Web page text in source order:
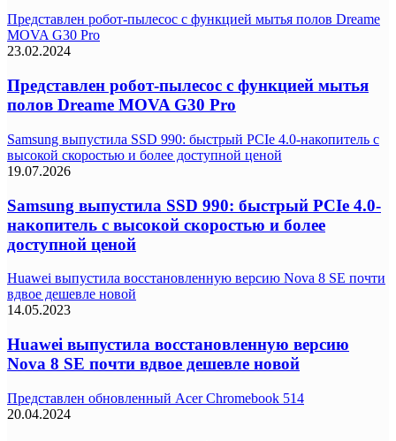
Представлен робот-пылесос с функцией мытья полов Dreame
MOVA G30 Pro
23.02.2024
Представлен робот-пылесос с функцией мытья
полов Dreame MOVA G30 Pro
Samsung выпустила SSD 990: быстрый PCIe 4.0-накопитель с
высокой скоростью и более доступной ценой
19.07.2026
Samsung выпустила SSD 990: быстрый PCIe 4.0-
накопитель с высокой скоростью и более
доступной ценой
Huawei выпустила восстановленную версию Nova 8 SE почти
вдвое дешевле новой
14.05.2023
Huawei выпустила восстановленную версию
Nova 8 SE почти вдвое дешевле новой
Представлен обновленный Acer Chromebook 514
20.04.2024